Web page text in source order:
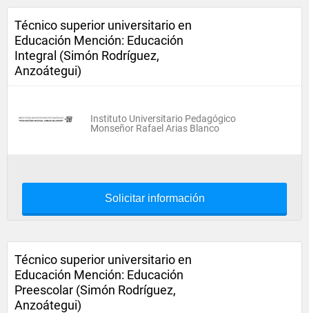
Técnico superior universitario en
Educación Mención: Educación
Integral (Simón Rodríguez,
Anzoátegui)
Instituto Universitario Pedagógico
Monseñor Rafael Arias Blanco
Solicitar información
Técnico superior universitario en
Educación Mención: Educación
Preescolar (Simón Rodríguez,
Anzoátegui)